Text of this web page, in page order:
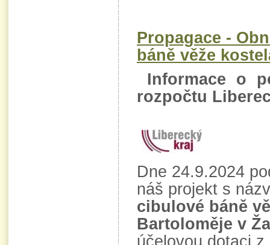
Propagace -
báně věže
Informace o
rozpočtu
Dne 24.9.2024
náš projekt s
cibulové báně
Bartoloměje v